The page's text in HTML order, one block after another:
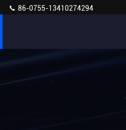
86-0755-13410274294